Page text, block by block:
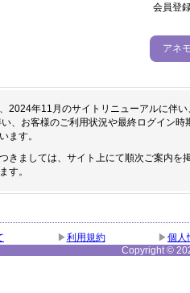
会員登
アネ
2024年11月のサイトリニューアルに伴
、お客様のご利用状況や最終ログイン
ます。
きましては、サイト上にて順次ご案内を
す。
利用規約 個人
Copyright ©